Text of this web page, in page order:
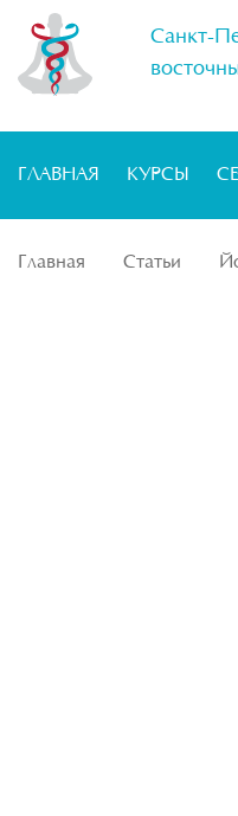
Санкт-
ГЛАВНАЯ КУРСЫ
Главная Статьи